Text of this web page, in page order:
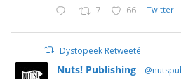
7 66 Twitter
Dystopeek Retweeté
Nuts! Publishing